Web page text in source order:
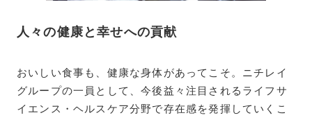
人々の健康と幸せへの貢献
おいしい食事も、健康な身体があってこそ。ニチレイ
グループの一員として、今後益々注目されるライフサ
イエンス・ヘルスケア分野で存在感を発揮していくこ